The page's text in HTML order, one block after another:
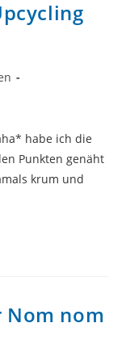
habe ich die
Punkten genäht
krum und
nom